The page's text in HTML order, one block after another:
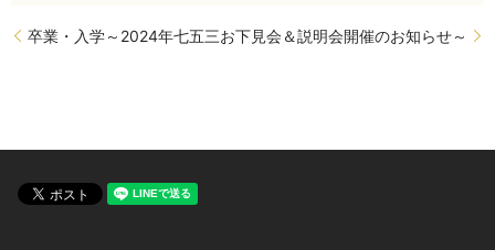
卒業・入学～2024年七五三お下見会＆説明会開催のお知らせ～